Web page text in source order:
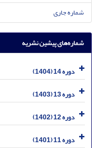
شماره جاری
شماره‌های پیشین نشریه
دوره 14 (1404)
دوره 13 (1403)
دوره 12 (1402)
دوره 11 (1401)